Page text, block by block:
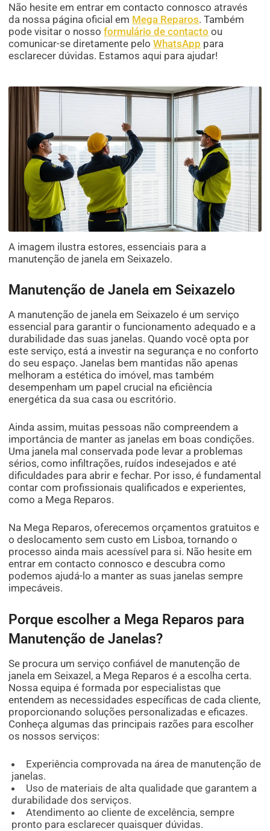
Não hesite em entrar em contacto connosco através
da nossa página oficial em Mega Reparos. Também
pode visitar o nossoformulário de contacto ou
comunicar-se diretamente peloWhatsApp para
esclarecer dúvidas. Estamos aqui para ajudar!
A imagem ilustra estores, essenciais para a
manutenção de janela em Seixazelo.
Manutenção de Janela em Seixazelo
A manutenção de janela em Seixazelo é um serviço
essencial para garantir o funcionamento adequado e a
durabilidade das suas janelas. Quando você opta por
este serviço, está a investir na segurança e no conforto
do seu espaço. Janelas bem mantidas não apenas
melhoram a estética do imóvel, mas também
desempenham um papel crucial na eficiência
energética da sua casa ou escritório.
Ainda assim, muitas pessoas não compreendem a
importância de manter as janelas em boas condições.
Uma janela mal conservada pode levar a problemas
sérios, como infiltrações, ruídos indesejados e até
dificuldades para abrir e fechar. Por isso, é fundamental
contar com profissionais qualificados e experientes,
como a Mega Reparos.
Na Mega Reparos, oferecemos orçamentos gratuitos e
o deslocamento sem custo em Lisboa, tornando o
processo ainda mais acessível para si. Não hesite em
entrar em contacto connosco e descubra como
podemos ajudá-lo a manter as suas janelas sempre
impecáveis.
Porque escolher a Mega Reparos para
Manutenção de Janelas?
Se procura um serviço confiável de manutenção de
janela em Seixazel, a Mega Reparos é a escolha certa.
Nossa equipa é formada por especialistas que
entendem as necessidades específicas de cada cliente,
proporcionando soluções personalizadas e eficazes.
Conheça algumas das principais razões para escolher
os nossos serviços:
Experiência comprovada na área de manutenção de
janelas.
Uso de materiais de alta qualidade que garantem a
durabilidade dos serviços.
Atendimento ao cliente de excelência, sempre
pronto para esclarecer quaisquer dúvidas.